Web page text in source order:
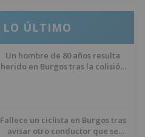
LO ÚLTIMO
Un hombre de 80 años resulta
herido en Burgos tras la colisión
Fallece un ciclista en Burgos tras
avisar otro conductor que se